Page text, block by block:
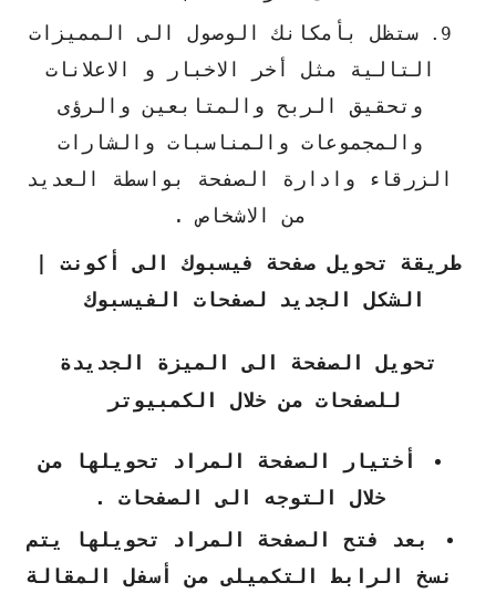
ستظل بأمكانك الوصول الى المميزات
التالية مثل أخر الاخبار و الاعلانات
وتحقيق الربح والمتابعين والرؤى
والمجموعات والمناسبات والشارات
الزرقاء وادارة الصفحة بواسطة العديد
من الاشخاص .
طريقة تحويل صفحة فيسبوك الى أكونت |
الشكل الجديد لصفحات الفيسبوك
تحويل الصفحة الى الميزة الجديدة
للصفحات من خلال الكمبيوتر
أختيار الصفحة المراد تحويلها من
خلال التوجه الى الصفحات .
بعد فتح الصفحة المراد تحويلها يتم
نسخ الرابط التكميلى من أسفل المقالة